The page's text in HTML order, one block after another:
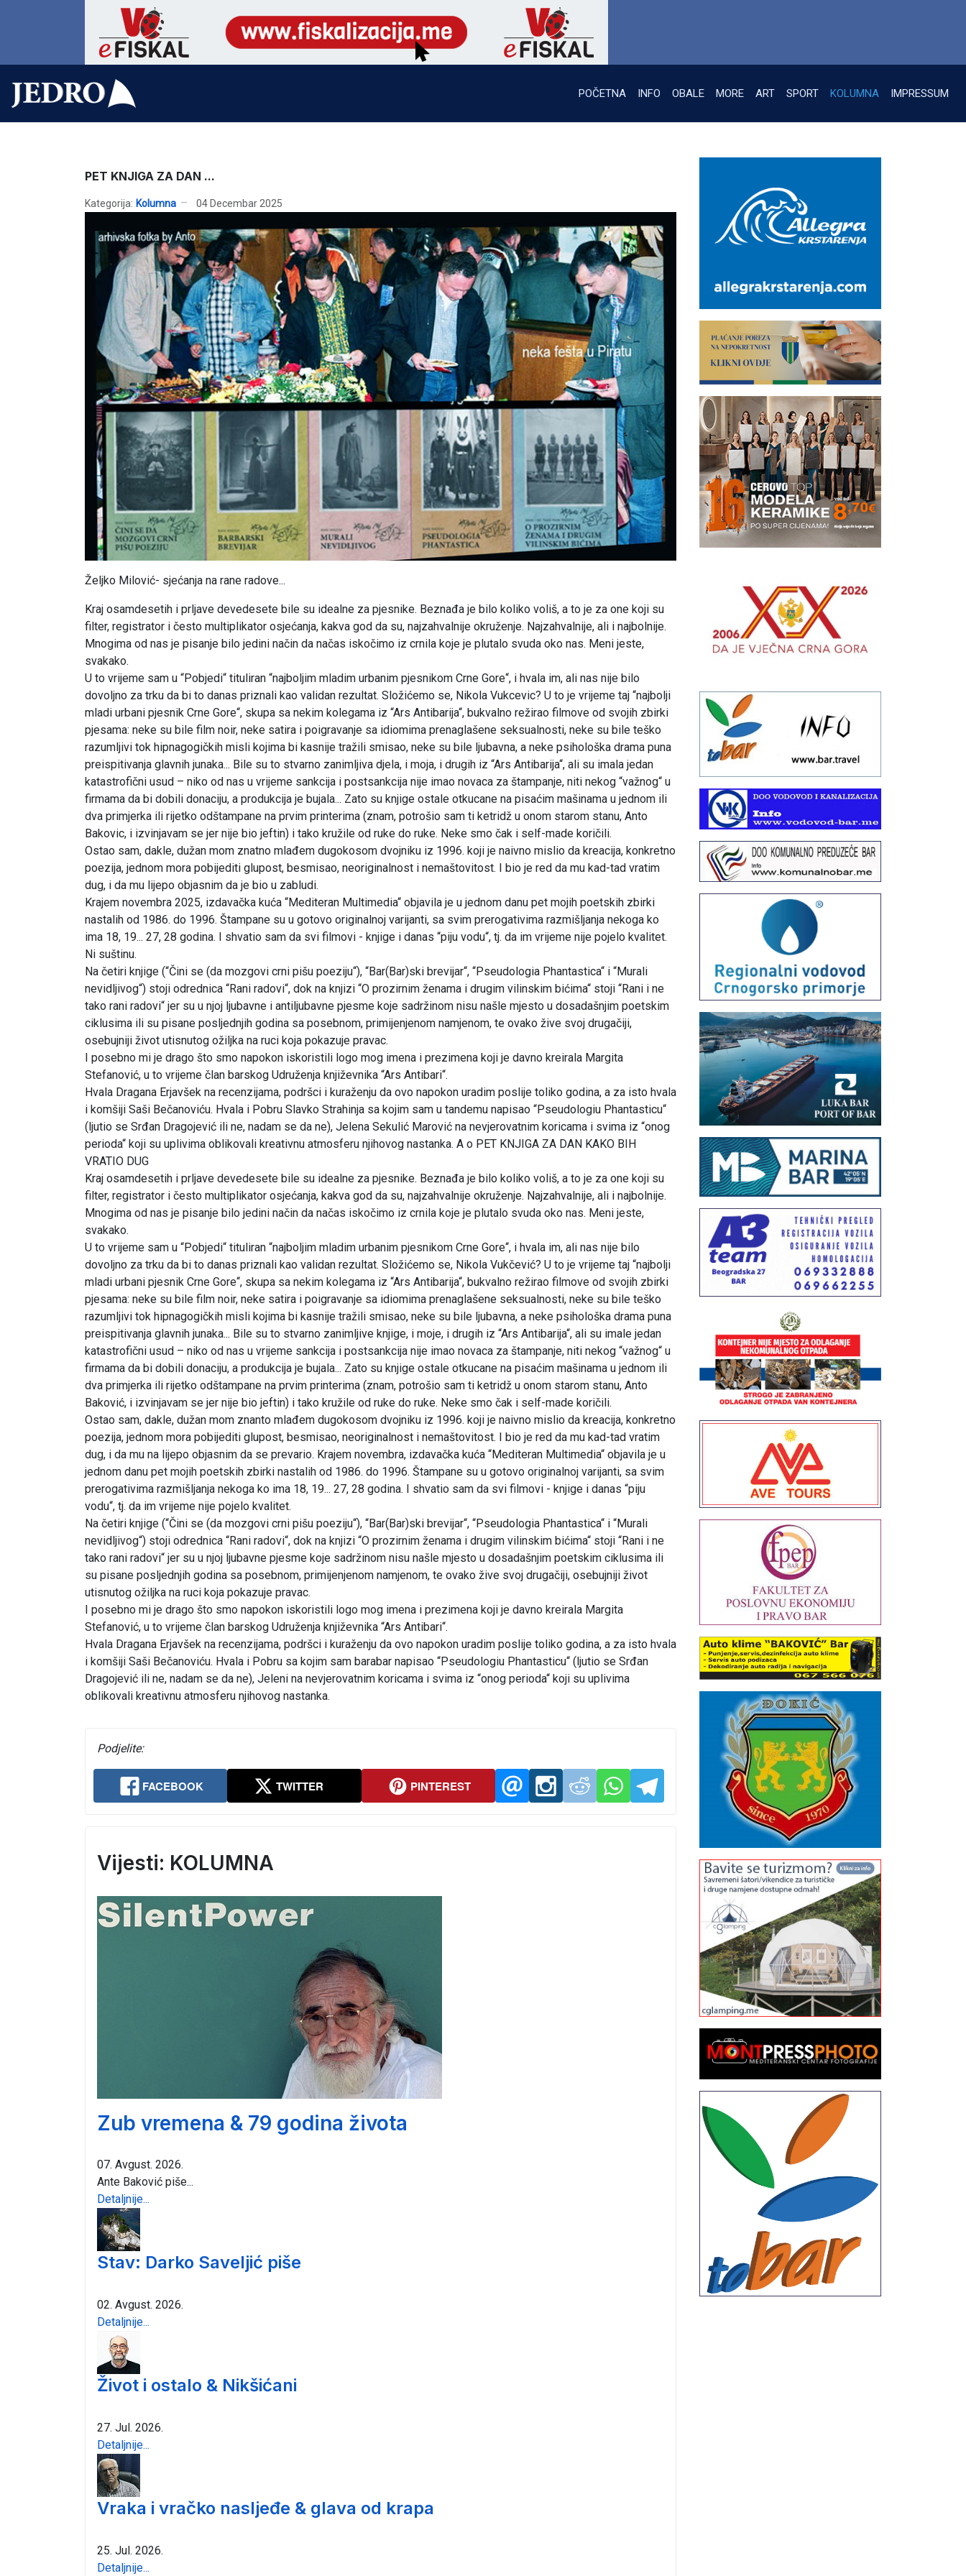
POČETNA INFO OBALE MORE ART SPORT KOLUMNA IMPRESSUM
PET KNJIGA ZA DAN ...
Kategorija: Kolumna 04 Decembar 2025
Željko Milović- sjećanja na rane radove...
Kraj osamdesetih i prljave devedesete bile su idealne za pjesnike. Beznađa je bilo koliko voliš, a to je za one koji su
filter, registrator i često multiplikator osjećanja, kakva god da su, najzahvalnije okruženje. Najzahvalnije, ali i najbolnije.
Mnogima od nas je pisanje bilo jedini način da načas iskočimo iz crnila koje je plutalo svuda oko nas. Meni jeste,
svakako.
U to vrijeme sam u “Pobjedi“ tituliran “najboljim mladim urbanim pjesnikom Crne Gore“, i hvala im, ali nas nije bilo
dovoljno za trku da bi to danas priznali kao validan rezultat. Složićemo se, Nikola Vukcevic? U to je vrijeme taj “najbolji
mladi urbani pjesnik Crne Gore“, skupa sa nekim kolegama iz “Ars Antibarija“, bukvalno režirao filmove od svojih zbirki
pjesama: neke su bile film noir, neke satira i poigravanje sa idiomima prenaglašene seksualnosti, neke su bile teško
razumljivi tok hipnagogičkih misli kojima bi kasnije tražili smisao, neke su bile ljubavna, a neke psihološka drama puna
preispitivanja glavnih junaka... Bile su to stvarno zanimljiva djela, i moja, i drugih iz “Ars Antibarija“, ali su imala jedan
katastrofični usud – niko od nas u vrijeme sankcija i postsankcija nije imao novaca za štampanje, niti nekog “važnog“ u
firmama da bi dobili donaciju, a produkcija je bujala... Zato su knjige ostale otkucane na pisaćim mašinama u jednom ili
dva primjerka ili rijetko odštampane na prvim printerima (znam, potrošio sam ti ketridž u onom starom stanu, Anto
Bakovic, i izvinjavam se jer nije bio jeftin) i tako kružile od ruke do ruke. Neke smo čak i self-made koričili.
Ostao sam, dakle, dužan mom znatno mlađem dugokosom dvojniku iz 1996. koji je naivno mislio da kreacija, konkretno
poezija, jednom mora pobijediti glupost, besmisao, neoriginalnost i nemaštovitost. I bio je red da mu kad-tad vratim
dug, i da mu lijepo objasnim da je bio u zabludi.
Krajem novembra 2025, izdavačka kuća “Mediteran Multimedia“ objavila je u jednom danu pet mojih poetskih zbirki
nastalih od 1986. do 1996. Štampane su u gotovo originalnoj varijanti, sa svim prerogativima razmišljanja nekoga ko
ima 18, 19... 27, 28 godina. I shvatio sam da svi filmovi - knjige i danas “piju vodu“, tj. da im vrijeme nije pojelo kvalitet.
Ni suštinu.
Na četiri knjige (“Čini se (da mozgovi crni pišu poeziju“), “Bar(Bar)ski brevijar“, “Pseudologia Phantastica“ i “Murali
nevidljivog“) stoji odrednica “Rani radovi“, dok na knjizi “O prozirnim ženama i drugim vilinskim bićima“ stoji “Rani i ne
tako rani radovi“ jer su u njoj ljubavne i antiljubavne pjesme koje sadržinom nisu našle mjesto u dosadašnjim poetskim
ciklusima ili su pisane posljednjih godina sa posebnom, primijenjenom namjenom, te ovako žive svoj drugačiji,
osebujniji život utisnutog ožiljka na ruci koja pokazuje pravac.
I posebno mi je drago što smo napokon iskoristili logo mog imena i prezimena koji je davno kreirala Margita
Stefanović, u to vrijeme član barskog Udruženja književnika “Ars Antibari“.
Hvala Dragana Erjavšek na recenzijama, podršci i kuraženju da ovo napokon uradim poslije toliko godina, a za isto hvala
i komšiji Saši Bečanoviću. Hvala i Pobru Slavko Strahinja sa kojim sam u tandemu napisao “Pseudologiu Phantasticu“
(ljutio se Srđan Dragojević ili ne, nadam se da ne), Jelena Sekulić Marović na nevjerovatnim koricama i svima iz “onog
perioda“ koji su uplivima oblikovali kreativnu atmosferu njihovog nastanka. A o PET KNJIGA ZA DAN KAKO BIH
VRATIO DUG
Kraj osamdesetih i prljave devedesete bile su idealne za pjesnike. Beznađa je bilo koliko voliš, a to je za one koji su
filter, registrator i često multiplikator osjećanja, kakva god da su, najzahvalnije okruženje. Najzahvalnije, ali i najbolnije.
Mnogima od nas je pisanje bilo jedini način da načas iskočimo iz crnila koje je plutalo svuda oko nas. Meni jeste,
svakako.
U to vrijeme sam u “Pobjedi“ tituliran “najboljim mladim urbanim pjesnikom Crne Gore“, i hvala im, ali nas nije bilo
dovoljno za trku da bi to danas priznali kao validan rezultat. Složićemo se, Nikola Vukčević? U to je vrijeme taj “najbolji
mladi urbani pjesnik Crne Gore“, skupa sa nekim kolegama iz “Ars Antibarija“, bukvalno režirao filmove od svojih zbirki
pjesama: neke su bile film noir, neke satira i poigravanje sa idiomima prenaglašene seksualnosti, neke su bile teško
razumljivi tok hipnagogičkih misli kojima bi kasnije tražili smisao, neke su bile ljubavna, a neke psihološka drama puna
preispitivanja glavnih junaka... Bile su to stvarno zanimljive knjige, i moje, i drugih iz “Ars Antibarija“, ali su imale jedan
katastrofični usud – niko od nas u vrijeme sankcija i postsankcija nije imao novaca za štampanje, niti nekog “važnog“ u
firmama da bi dobili donaciju, a produkcija je bujala... Zato su knjige ostale otkucane na pisaćim mašinama u jednom ili
dva primjerka ili rijetko odštampane na prvim printerima (znam, potrošio sam ti ketridž u onom starom stanu, Anto
Baković, i izvinjavam se jer nije bio jeftin) i tako kružile od ruke do ruke. Neke smo čak i self-made koričili.
Ostao sam, dakle, dužan mom znanto mlađem dugokosom dvojniku iz 1996. koji je naivno mislio da kreacija, konkretno
poezija, jednom mora pobijediti glupost, besmisao, neoriginalnost i nemaštovitost. I bio je red da mu kad-tad vratim
dug, i da mu na lijepo objasnim da se prevario. Krajem novembra, izdavačka kuća “Mediteran Multimedia“ objavila je u
jednom danu pet mojih poetskih zbirki nastalih od 1986. do 1996. Štampane su u gotovo originalnoj varijanti, sa svim
prerogativima razmišljanja nekoga ko ima 18, 19... 27, 28 godina. I shvatio sam da svi filmovi - knjige i danas “piju
vodu“, tj. da im vrijeme nije pojelo kvalitet.
Na četiri knjige (“Čini se (da mozgovi crni pišu poeziju“), “Bar(Bar)ski brevijar“, “Pseudologia Phantastica“ i “Murali
nevidljivog“) stoji odrednica “Rani radovi“, dok na knjizi “O prozirnim ženama i drugim vilinskim bićima“ stoji “Rani i ne
tako rani radovi“ jer su u njoj ljubavne pjesme koje sadržinom nisu našle mjesto u dosadašnjim poetskim ciklusima ili
su pisane posljednjih godina sa posebnom, primijenjenom namjenom, te ovako žive svoj drugačiji, osebujniji život
utisnutog ožiljka na ruci koja pokazuje pravac.
I posebno mi je drago što smo napokon iskoristili logo mog imena i prezimena koji je davno kreirala Margita
Stefanović, u to vrijeme član barskog Udruženja književnika “Ars Antibari“.
Hvala Dragana Erjavšek na recenzijama, podršci i kuraženju da ovo napokon uradim poslije toliko godina, a za isto hvala
i komšiji Saši Bečanoviću. Hvala i Pobru sa kojim sam barabar napisao “Pseudologiu Phantasticu“ (ljutio se Srđan
Dragojević ili ne, nadam se da ne), Jeleni na nevjerovatnim koricama i svima iz “onog perioda“ koji su uplivima
oblikovali kreativnu atmosferu njihovog nastanka.
Podjelite:
FACEBOOK TWITTER PINTEREST
Vijesti: KOLUMNA
Zub vremena & 79 godina života
07. Avgust. 2026.
Ante Baković piše...
Detaljnije...
Stav: Darko Saveljić piše
02. Avgust. 2026.
Detaljnije...
Život i ostalo & Nikšićani
27. Jul. 2026.
Detaljnije...
Vraka i vračko nasljeđe & glava od krapa
25. Jul. 2026.
Detaljnije...